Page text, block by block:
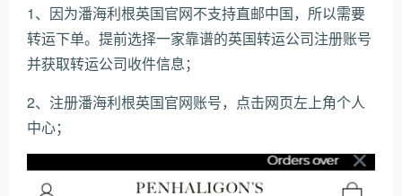
1、因为潘海利根英国官网不支持直邮中国，所以需要
转运下单。提前选择一家靠谱的英国转运公司注册账号
并获取转运公司收件信息；
2、注册潘海利根英国官网账号，点击网页左上角个人
中心；